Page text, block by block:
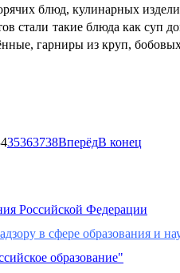
блюд, кулинарных
стали такие блюда как
гарниры из круп,
35363738ВперёдВ конец
Российской Федерации
в сфере образования и
образование"